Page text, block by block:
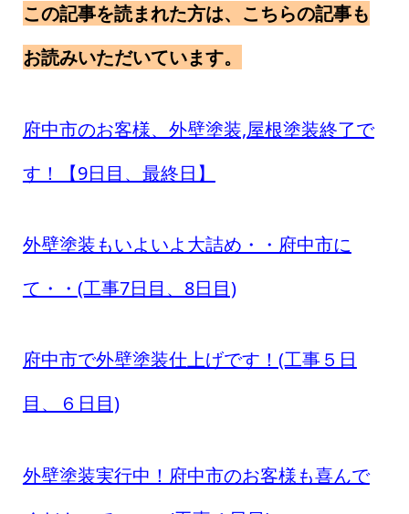
この記事を読まれた方は、こちらの記事も
お読みいただいています。
府中市のお客様、外壁塗装,屋根塗装終了で
す！【9日目、最終日】
外壁塗装もいよいよ大詰め・・府中市に
て・・(工事7日目、8日目)
府中市で外壁塗装仕上げです！(工事５日
目、６日目)
外壁塗装実行中！府中市のお客様も喜んで